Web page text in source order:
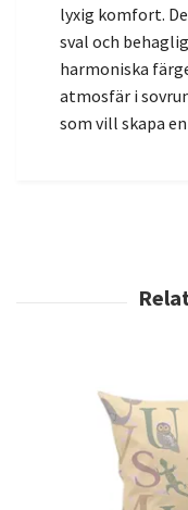
lyxig komfort.
sval och
harmoniska
atmosfär i
som vill skapa